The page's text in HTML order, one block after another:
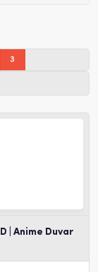
3
| Anime Duvar